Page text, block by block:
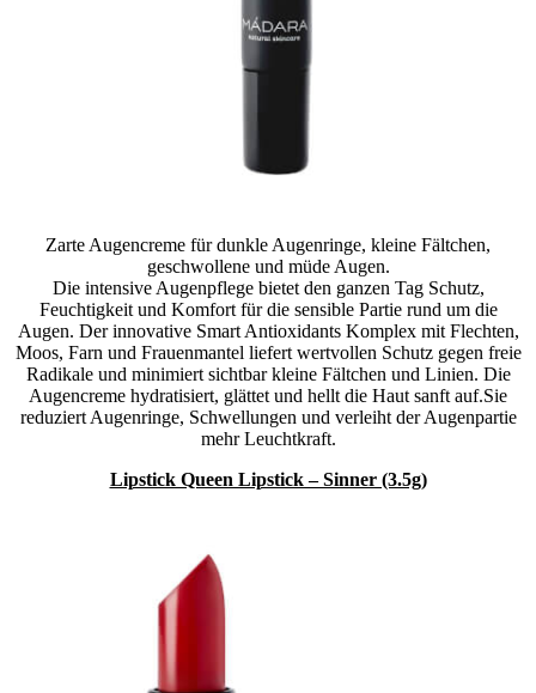
Zarte Augencreme für dunkle Augenringe, kleine Fältchen,
geschwollene und müde Augen.
Die intensive Augenpflege bietet den ganzen Tag Schutz,
Feuchtigkeit und Komfort für die sensible Partie rund um die
Augen. Der innovative Smart Antioxidants Komplex mit Flechten,
Moos, Farn und Frauenmantel liefert wertvollen Schutz gegen freie
Radikale und minimiert sichtbar kleine Fältchen und Linien. Die
Augencreme hydratisiert, glättet und hellt die Haut sanft auf.Sie
reduziert Augenringe, Schwellungen und verleiht der Augenpartie
mehr Leuchtkraft.
Lipstick Queen Lipstick – Sinner (3.5g)